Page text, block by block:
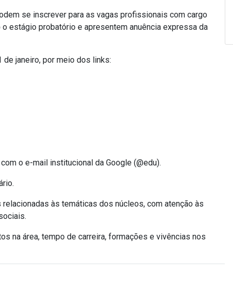
se inscrever para as vagas profissionais com cargo
estágio probatório e apresentem anuência expressa da
janeiro, por meio dos links:
o e-mail institucional da Google (@edu).
às temáticas dos núcleos, com atenção às
na área, tempo de carreira, formações e vivências nos